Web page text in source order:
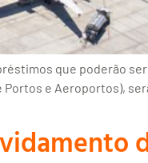
que poderão
Portos e Aeroportos),